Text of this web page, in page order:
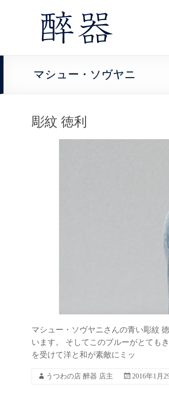
マシュー・ソヴヤニ
彫紋 徳利
マシュー・ソヴヤニさんの青い彫紋
います。 そしてこのブルーがとても
を受けて洋と和が素敵にミッ
うつわの店 醉器 店主 2016年1月